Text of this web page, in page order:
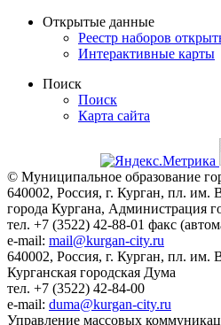
Открытые данные
Реестр наборов
Интерактивные карты
Поиск
Поиск
Карта сайта
© Муниципальное образование
640002, Россия, г. Курган, пл.
города Кургана, Администрация
тел. +7 (3522) 42-88-01 факс
e-mail: mail@kurgan-city.ru
640002, Россия, г. Курган, пл.
Курганская городская Дума
тел. +7 (3522) 42-84-00
e-mail: duma@kurgan-city.ru
Управление массовых